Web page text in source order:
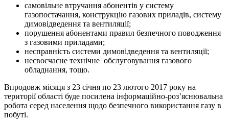
самовільне втручання абонентів у систему
газопостачання, конструкцію газових приладів, систему
димовідведення та вентиляції;
порушення абонентами правил безпечного поводження
з газовими приладами;
несправність системи димовідведення та вентиляції;
несвоєчасне технічне обслуговування газового
обладнання, тощо.
Впродовж місяця з 23 січня по 23 лютого 2017 року на
території області буде посилена інформаційно-роз’яснювальна
робота серед населення щодо безпечного використання газу в
побуті.